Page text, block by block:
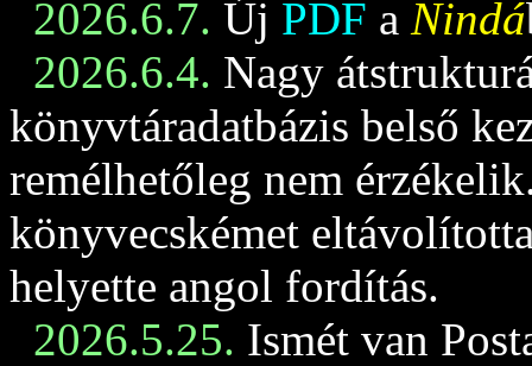
2026.6.7. Új PDF a Nindá
2026.6.4. Nagy
könyvtáradatbázis belső
remélhetőleg nem
könyvecskémet
helyette angol fordítás.
2026.5.25. Ismét van